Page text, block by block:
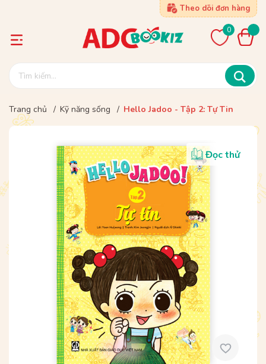
Theo dõi đơn hàng
0
Trang chủ / Kỹ năng sống / Hello Jadoo - Tập 2: Tự Tin
Đọc thử